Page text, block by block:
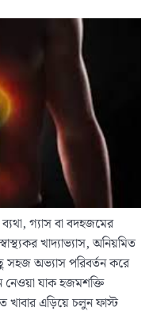
গ্যাস বা বদহজমের
খাদ্যাভ্যাস, অনিয়মিত
সহজ অভ্যাস পরিবর্তন করে
যাক হজমশক্তি
খাবার এড়িয়ে চলুন ফাস্ট